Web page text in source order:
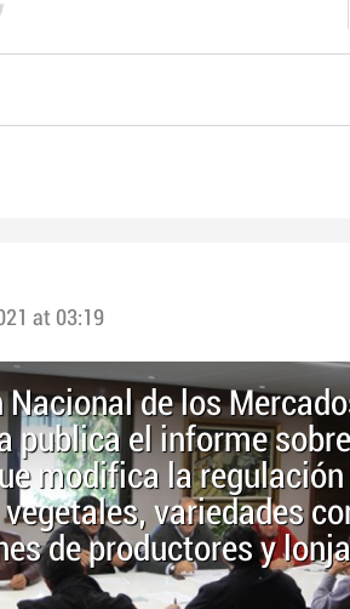
at 03:19
de los
publica el informe
modifica la regulación
variedades
de productores y